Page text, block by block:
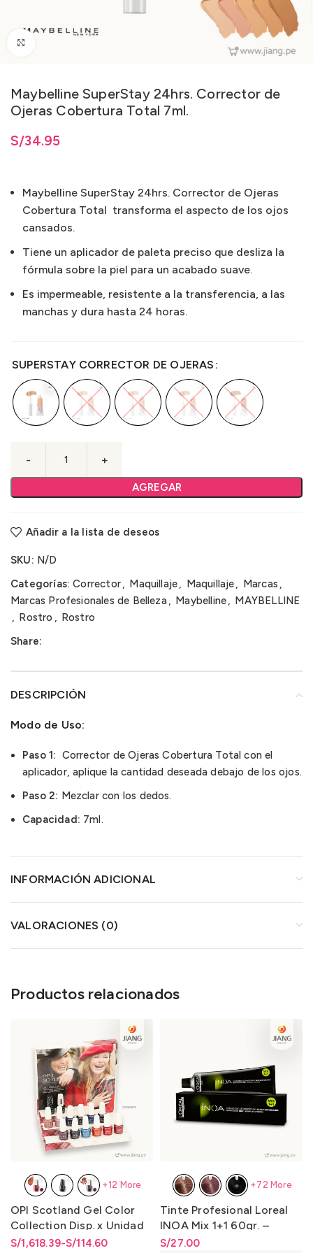
Maybelline SuperStay 24hrs. Corrector de
Ojeras Cobertura Total 7ml.
S/34.95
S/34.95
Maybelline SuperStay 24hrs. Corrector de Ojeras
Cobertura Total transforma el aspecto de los ojos
cansados.
Tiene un aplicador de paleta preciso que desliza la
fórmula sobre la piel para un acabado suave.
Es impermeable, resistente a la transferencia, a las
manchas y dura hasta 24 horas.
SUPERSTAY CORRECTOR DE OJERAS
AGREGAR
Añadir a la lista de deseos
SKU: N/D
Categorías: Corrector, Maquillaje, Maquillaje, Marcas ,
Marcas Profesionales de Belleza, Maybelline, MAYBELLINE
, Rostro , Rostro
Share:
DESCRIPCIÓN
Modo de Uso:
Paso 1: Corrector de Ojeras Cobertura Total con el
aplicador, aplique la cantidad deseada debajo de los ojos.
Paso 2: Mezclar con los dedos.
Capacidad: 7ml.
INFORMACIÓN ADICIONAL
VALORACIONES (0)
Productos relacionados
OPI Scotland Gel Color
Collection Disp. x Unidad
y Disp. x Kit de 14
S/114.60
-
S/1,618.39
Rango de precios: desde
Rango de precios: desde
+12 More
Tinte Profesional Loreal
INOA Mix 1+1 60gr. –
LO3000N1
S/27.00
Rango de precios: desde
+72 More